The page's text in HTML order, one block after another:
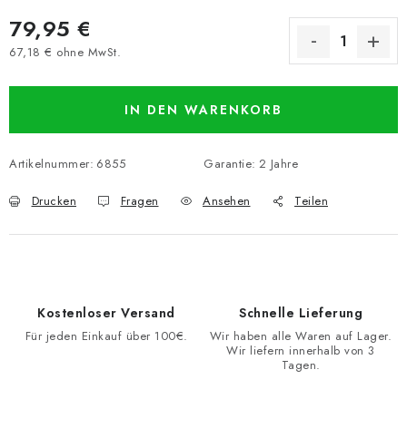
79,95 €
67,18 € ohne MwSt.
IN DEN WARENKORB
Artikelnummer: 6855 Garantie: 2 Jahre
Drucken Fragen Ansehen Teilen
Kostenloser Versand
Für jeden Einkauf über 100€.
Schnelle Lieferung
Wir haben alle Waren auf Lager.
Wir liefern innerhalb von 3
Tagen.